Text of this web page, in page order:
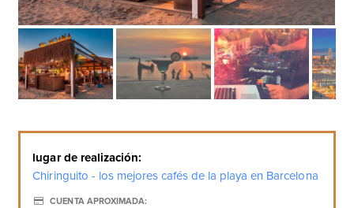
lugar de realización:
Chiringuito - los mejores cafés de la playa en Barcelona
CUENTA APROXIMADA: